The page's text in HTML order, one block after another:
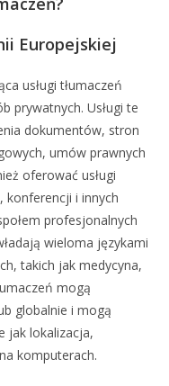
Europejskiej
usługi tłumaczeń
prywatnych. Usługi te
dokumentów, stron
umów prawnych
oferować usługi
konferencji i innych
profesjonalnych
wieloma językami
takich jak medycyna,
mogą
globalnie i mogą
jak lokalizacja,
komputerach.